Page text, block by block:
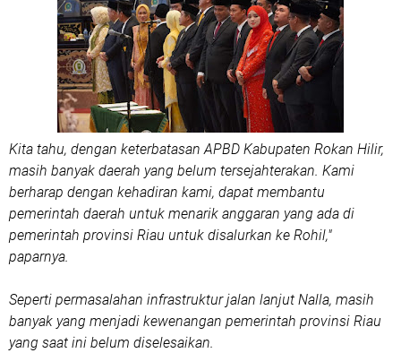
Kita tahu, dengan keterbatasan APBD Kabupaten Rokan Hilir,
masih banyak daerah yang belum tersejahterakan. Kami
berharap dengan kehadiran kami, dapat membantu
pemerintah daerah untuk menarik anggaran yang ada di
pemerintah provinsi Riau untuk disalurkan ke Rohil,"
paparnya.
Seperti permasalahan infrastruktur jalan lanjut Nalla, masih
banyak yang menjadi kewenangan pemerintah provinsi Riau
yang saat ini belum diselesaikan.